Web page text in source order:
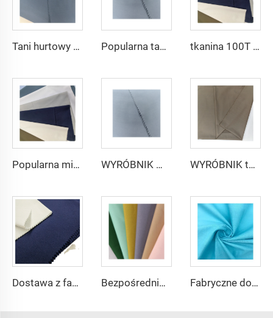
Tani hurtowy mikrofibrowy materiał arabski na thobe dla mężczyzn z poliestru Toyobo koszula arabska Popularna tania tkanina arabska na thobe dla koszuli i spodni z poliestru Toyobo mikrofibrowa tkanina 100T Woven Plain mikrofibrowa Tkanina Poliestrowa Toyobo Tkanina Arabska Thobe
Popularna mikrofibrowa tkanina arabskiego thobe dla mężczyzn z wirującego poliestru tkanina toyobo koszula arabski thobe WYRÓBNIK mikrofibrowej tkaniny dla mężczyzn z wirującego poliestru tkanina toyobo koszula arabski thobe WYRÓBNIK tkaniny arabskiego thobe dla mężczyzn z wirującego poliestru tkanina toyobo koszula arabski thobe
Dostawa z fabryki 65% poliestru 35% bawełny na podszewkę dżinsów w kolorze jednolitym TC TWILL Farbowany materiał na kieszenie do odzieży roboczej Bezpośrednio z fabryki Poliester Gabardyna Tkanina/Twill Gabardyna Dla uniformów roboczych Fabryczne dostawy tkaniny poliestrowej 80% Bawełnianej 20%, gęstość 110*76, masa 100g/m², skład poplin tc poplin